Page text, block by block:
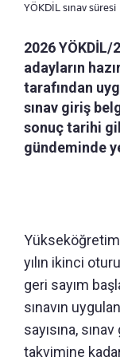
YÖKDİL sınav süresi
2026 YÖKDİL/
adayların
tarafından
sınav giriş
sonuç tarihi
gündeminde
Yükseköğretim
yılın ikinci
geri sayım
sınavın
sayısına,
takvimine